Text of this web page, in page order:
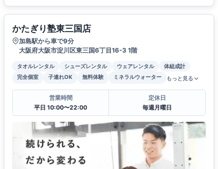
かたぎり塾東三国店
加島駅から車で9分
大阪府大阪市淀川区東三国6丁目16-3 1階
タオルレンタル シューズレンタル ウェアレンタル
体組成計
完全個室
子連れOK 無料体験 ミネラルウォーター もっと見る
営業時間
平日 10:00〜22:00
定休日
毎週月曜日